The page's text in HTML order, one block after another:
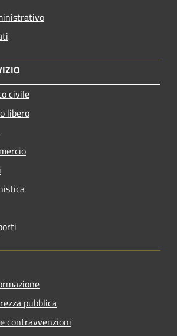
civile
libero
pubblica
contravvenzioni